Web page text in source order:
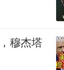
穆杰塔